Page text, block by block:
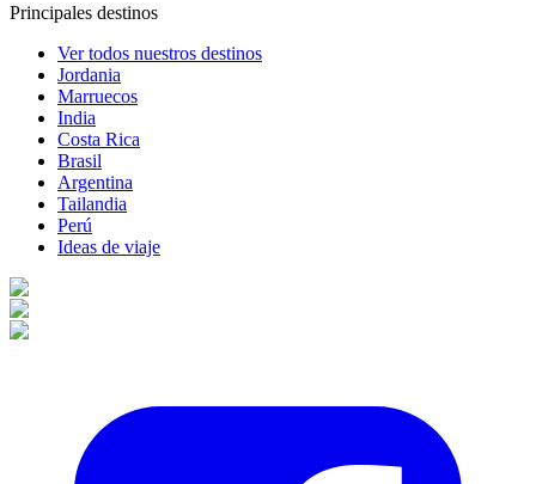
Principales destinos
Ver todos nuestros destinos
Jordania
Marruecos
India
Costa Rica
Brasil
Argentina
Tailandia
Perú
Ideas de viaje